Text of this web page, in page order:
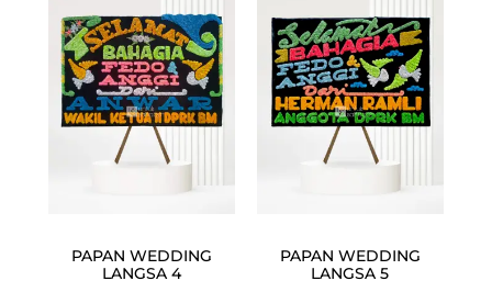
PAPAN WEDDING
LANGSA 4
PAPAN WEDDING
LANGSA 5